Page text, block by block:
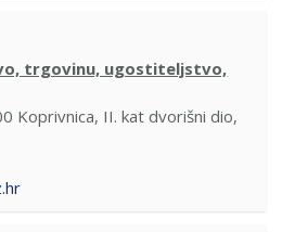
trgovinu, ugostiteljstvo,
Koprivnica, II. kat dvorišni dio,